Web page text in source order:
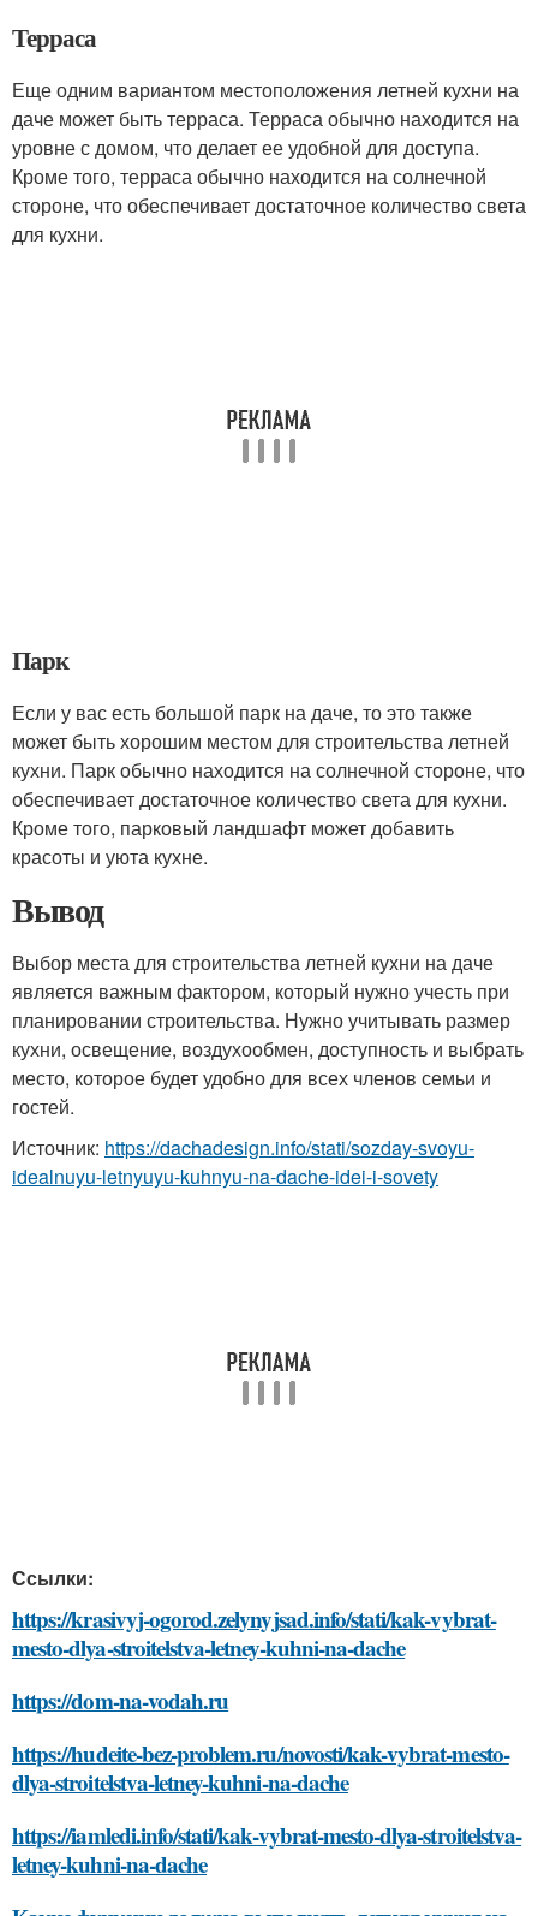
Терраса
Еще одним вариантом местоположения летней кухни на
даче может быть терраса. Терраса обычно находится на
уровне с домом, что делает ее удобной для доступа.
Кроме того, терраса обычно находится на солнечной
стороне, что обеспечивает достаточное количество света
для кухни.
Парк
Если у вас есть большой парк на даче, то это также
может быть хорошим местом для строительства летней
кухни. Парк обычно находится на солнечной стороне, что
обеспечивает достаточное количество света для кухни.
Кроме того, парковый ландшафт может добавить
красоты и уюта кухне.
Вывод
Выбор места для строительства летней кухни на даче
является важным фактором, который нужно учесть при
планировании строительства. Нужно учитывать размер
кухни, освещение, воздухообмен, доступность и выбрать
место, которое будет удобно для всех членов семьи и
гостей.
Источник: https://dachadesign.info/stati/sozday-svoyu-
idealnuyu-letnyuyu-kuhnyu-na-dache-idei-i-sovety
Ссылки:
https://krasivyj-ogorod.zelynyjsad.info/stati/kak-vybrat-
mesto-dlya-stroitelstva-letney-kuhni-na-dache
https://dom-na-vodah.ru
https://hudeite-bez-problem.ru/novosti/kak-vybrat-mesto-
dlya-stroitelstva-letney-kuhni-na-dache
https://iamledi.info/stati/kak-vybrat-mesto-dlya-stroitelstva-
letney-kuhni-na-dache